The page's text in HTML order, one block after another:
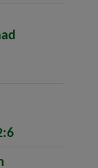
Meddelande
(öppnar